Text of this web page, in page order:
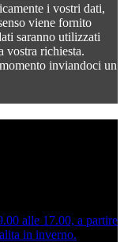
i vostri dati,
viene fornito
saranno utilizzati
vostra richiesta.
inviandoci un
alle 17.00, a partire
in inverno.